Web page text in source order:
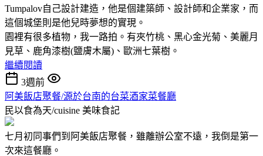
Tumpalov自己設計建造，他是個建築師、設計師和企業家，而
這個城堡則是他兒時夢想的實現。
園裡有很多植物，我一路拍。有夾竹桃、黑心金光菊、美麗月
見草、鹿角漆樹(鹽膚木屬)、歐洲七葉樹。
繼續閱讀
3週前
阿美飯店聚餐/源於台南的台菜酒家菜餐廳
民以食為天/cuisine 美味食記
七月初同事們到阿美飯店聚餐，雖離辦公室不遠，我倒是第一
次來這餐廳。